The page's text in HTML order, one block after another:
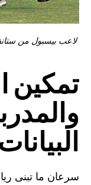
لاعب بيسبول من
تمكين